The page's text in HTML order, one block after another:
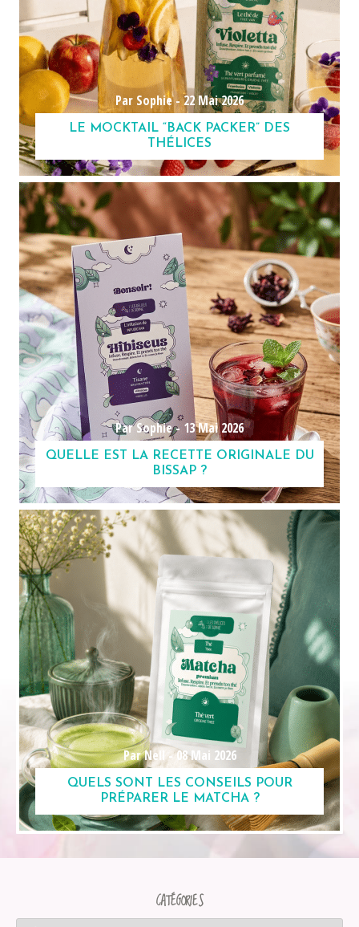
Par Sophie -22 Mai 2026
LE MOCKTAIL “BACK PACKER” DES
THÉLICES
Par Sophie -13 Mai 2026
QUELLE EST LA RECETTE ORIGINALE DU
BISSAP ?
Par Nell -08 Mai 2026
QUELS SONT LES CONSEILS POUR
PRÉPARER LE MATCHA ?
CATÉGORIES